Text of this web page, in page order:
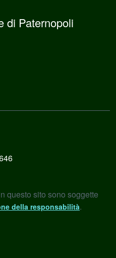
di Paternopoli
questo sito sono soggette
della responsabilità.